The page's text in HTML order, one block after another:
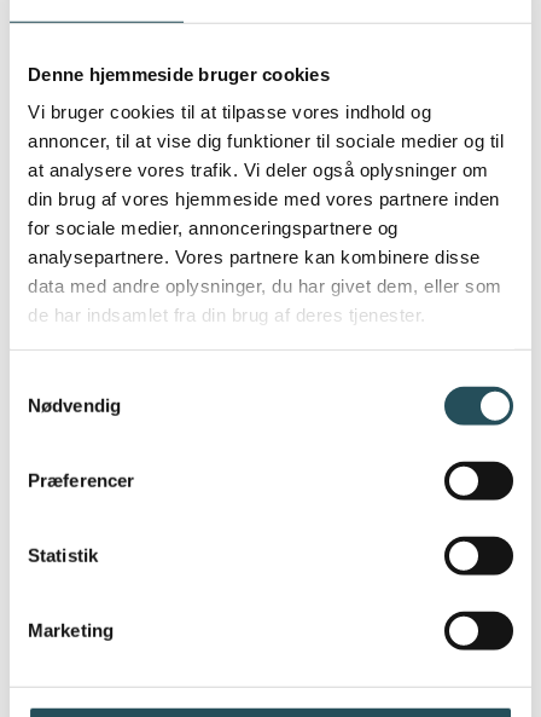
Denne hjemmeside bruger cookies
Vi bruger cookies til at tilpasse vores indhold og
annoncer, til at vise dig funktioner til sociale medier og til
at analysere vores trafik. Vi deler også oplysninger om
din brug af vores hjemmeside med vores partnere inden
for sociale medier, annonceringspartnere og
analysepartnere. Vores partnere kan kombinere disse
data med andre oplysninger, du har givet dem, eller som
de har indsamlet fra din brug af deres tjenester.
Nødvendig
Præferencer
Statistik
Marketing
flere serveringsvirksomhederne, som
offentliggørelse af kontrolrapporter på
egen hjemmeside. Der var endvidere en
generel tendens til, at virksomheder, der
skal offentliggøre kontrolrapport med
dårligt smileyresultat, oftere undlader at
offentliggøre, end virksomheder, der
skal offentliggøre kontrolrapport med en
glad smiley.
på andre digitale platforme end egne
medier, hvis der foregår salg af
fødevarelovgivningen fra platformen.
du skal forholde dig, så se mere
Fødevarestyrelsen